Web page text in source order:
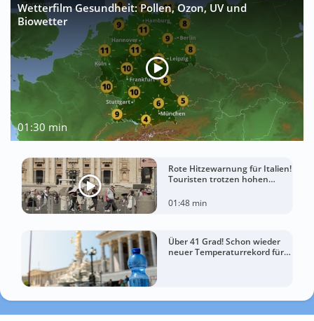
Wetterfilm Gesundheit: Pollen, Ozon, UV und
Biowetter
01:30 min
Rote Hitzewarnung für Italien!
Touristen trotzen hohen
01:48 min
Über 41 Grad! Schon wieder
neuer Temperaturrekord für